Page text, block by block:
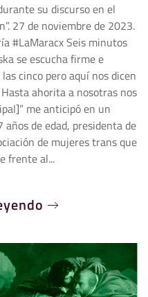
su discurso en el
27 de noviembre de 2023.
#LaMaracx Seis minutos
se escucha firme e
cinco pero aquí nos dicen
ahorita a nosotras nos
me anticipó en un
de edad, presidenta de
de mujeres trans que
frente al...